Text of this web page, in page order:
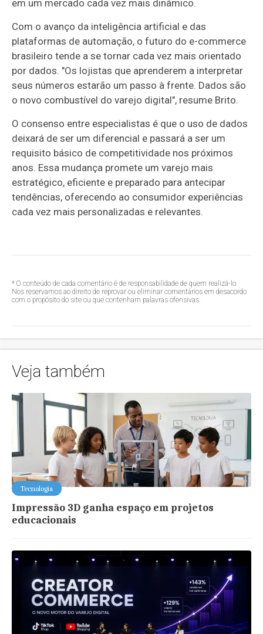
em um mercado cada vez mais dinâmico.
Com o avanço da inteligência artificial e das
plataformas de automação, o futuro do e-commerce
brasileiro tende a se tornar cada vez mais orientado
por dados. "Os lojistas que aprenderem a interpretar
seus números estarão um passo à frente. Dados são
o novo combustível do varejo digital", resume Brito.
O consenso entre especialistas é que o uso de dados
deixará de ser um diferencial e passará a ser um
requisito básico de competitividade nos próximos
anos. Essa mudança promete um varejo mais
estratégico, eficiente e preparado para antecipar
tendências, oferecendo ao consumidor experiências
cada vez mais personalizadas e relevantes.
* O conteúdo de cada comentário é de responsabilidade de quem realizá-lo.
Nos reservamos ao direito de reprovar ou eliminar comentários em desacordo
com o propósito do site ou que contenham palavras ofensivas.
Veja também
Tecnologia
Impressão 3D ganha espaço em projetos
educacionais